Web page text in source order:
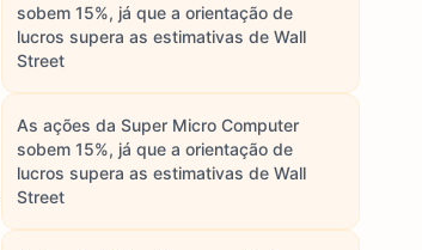
sobem 15%, já que a orientação de
lucros supera as estimativas de Wall
Street
As ações da Super Micro Computer
sobem 15%, já que a orientação de
lucros supera as estimativas de Wall
Street